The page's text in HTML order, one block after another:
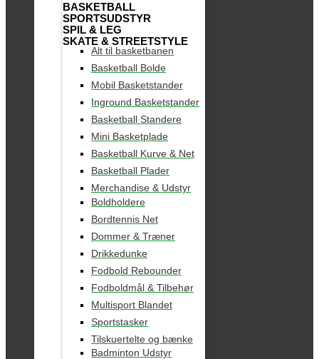
BASKETBALL
SPORTSUDSTYR
SPIL & LEG
SKATE & STREETSTYLE
Alt til basketbanen
Basketball Bolde
Mobil Basketstander
Inground Basketstander
Basketball Standere
Mini Basketplade
Basketball Kurve & Net
Basketball Plader
Merchandise & Udstyr
Boldholdere
Bordtennis Net
Dommer & Træner
Drikkedunke
Fodbold Rebounder
Fodboldmål & Tilbehør
Multisport Blandet
Sportstasker
Tilskuertelte og bænke
Badminton Udstyr